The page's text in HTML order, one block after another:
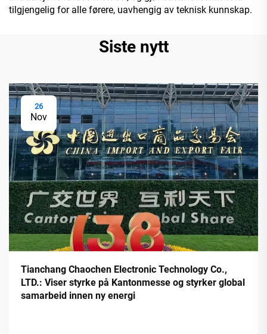
tilgjengelig for alle førere, uavhengig av teknisk kunnskap.
Siste nytt
26
Nov
Tianchang Chaochen Electronic Technology Co.,
LTD.: Viser styrke på Kantonmesse og styrker global
samarbeid innen ny energi